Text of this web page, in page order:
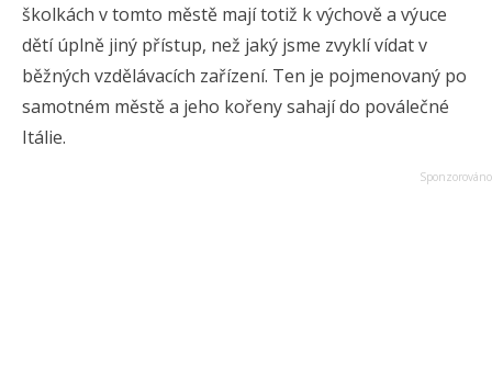
školkách v tomto městě mají totiž k výchově a výuce
dětí úplně jiný přístup, než jaký jsme zvyklí vídat v
běžných vzdělávacích zařízení. Ten je pojmenovaný po
samotném městě a jeho kořeny sahají do poválečné
Itálie.